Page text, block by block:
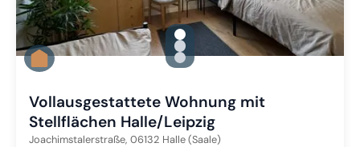
gallery.slide_selector
Zu Slide 1 wechseln
Zu Slide 2 wechseln
Zu Slide 3 wechseln
Vollausgestattete Wohnung mit
Stellflächen Halle/Leipzig
Joachimstalerstraße, 06132 Halle (Saale)